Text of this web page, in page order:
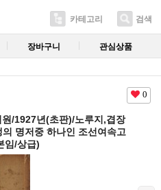
카테고리 검색
장바구니 관심상품
0
/1927년(초판)/노루지,겹장
명저중 하나인 조선여속고
임/상급)